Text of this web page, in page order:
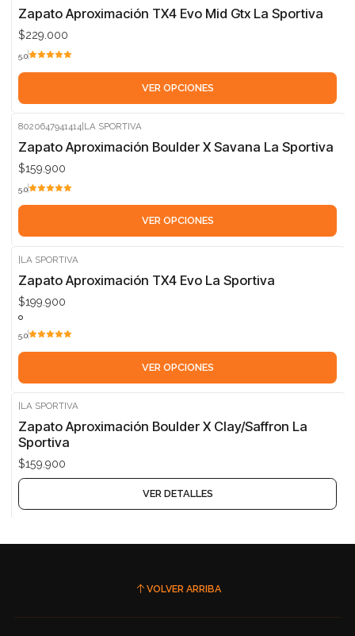
Zapato Aproximación TX4 Evo Mid Gtx La Sportiva
$229.000
5.0
VER OPCIONES
8020647941414|LA SPORTIVA
Zapato Aproximación Boulder X Savana La Sportiva
$159.900
5.0
VER OPCIONES
|LA SPORTIVA
Zapato Aproximación TX4 Evo La Sportiva
$199.900
5.0
VER OPCIONES
|LA SPORTIVA
Zapato Aproximación Boulder X Clay/Saffron La
Sportiva
$159.900
VER DETALLES
VOLVER ARRIBA